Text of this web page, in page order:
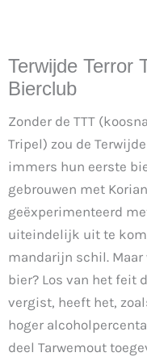
Terwijde Terror
Bierclub
Zonder de TTT
Tripel) zou de
immers hun eerste
gebrouwen met
geëxperimenteerd
uiteindelijk uit te
mandarijn schil. Maar
bier? Los van het feit
vergist, heeft het,
hoger
deel Tarwemout